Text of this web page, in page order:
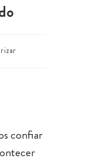
confiar